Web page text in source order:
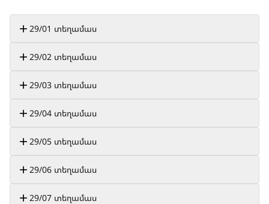
29/01 տեղամաս
29/02 տեղամաս
29/03 տեղամաս
29/04 տեղամաս
29/05 տեղամաս
29/06 տեղամաս
29/07 տեղամաս